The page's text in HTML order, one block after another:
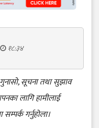
१८:३४
गुनासो, सूचना तथा सुझाव
लागि हामीलाई
सम्पर्क गर्नुहोला।